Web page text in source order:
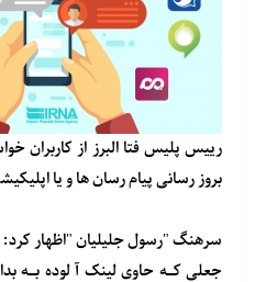
رییس پلیس فتا البرز از کاربران
بروز رسانی پیام رسان ها و یا
سرهنگ "رسول جلیلیان "اظهار کرد:
جعلی کـه حاوی لینک آ لوده بـه